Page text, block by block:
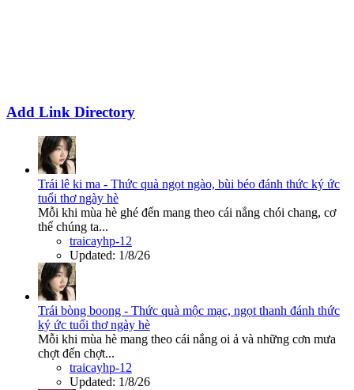
Add Link Directory
Trái lê ki ma - Thức quà ngọt ngào, bùi béo đánh thức ký ức
tuổi thơ ngày hè
Mỗi khi mùa hè ghé đến mang theo cái nắng chói chang, cơ
thể chúng ta...
traicayhp-12
Updated: 1/8/26
Trái bòng boong - Thức quà mộc mạc, ngọt thanh đánh thức
ký ức tuổi thơ ngày hè
Mỗi khi mùa hè mang theo cái nắng oi ả và những cơn mưa
chợt đến chợt...
traicayhp-12
Updated: 1/8/26